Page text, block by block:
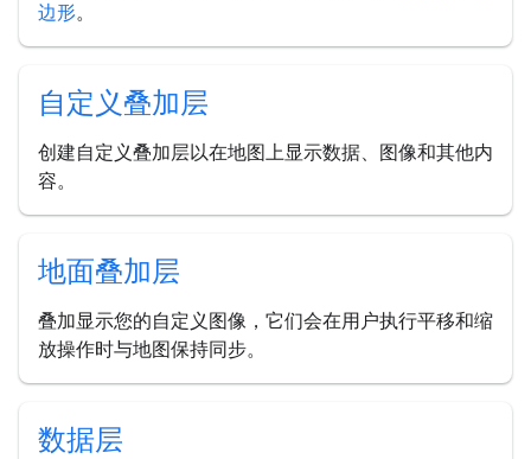
边形。
自定义叠加层
创建自定义叠加层以在地图上显示数据、图像和其他内
容。
地面叠加层
叠加显示您的自定义图像，它们会在用户执行平移和缩
放操作时与地图保持同步。
数据层